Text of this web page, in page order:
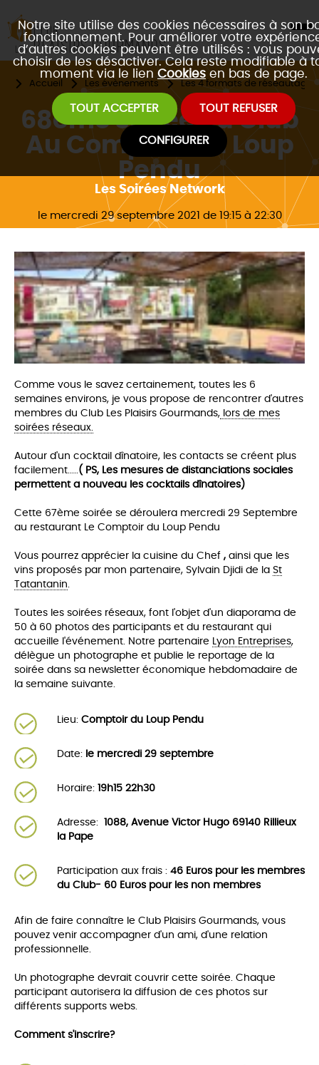
Notre site utilise des cookies nécessaires à son
fonctionnement. Pour améliorer votre
d’autres cookies peuvent être utilisés : vous
choisir de les désactiver. Cela reste modifiable à
moment via le lien Cookies en bas de page.
TOUT ACCEPTER TOUT REFUSER
CONFIGURER
Accueil Les évènements Les 4 formats de réseautage
68ème soirée du Club
Au Comptoir du Loup
Pendu
Les Soirées Network
le mercredi 29 septembre 2021 de 19:15 à 22:30
Comme vous le savez certainement, toutes les 6
semaines environs, je vous propose de rencontrer d'autres
membres du Club Les Plaisirs Gourmands, lors de mes
soirées réseaux.
Autour d'un cocktail dînatoire, les contacts se créent plus
facilement.....( PS, Les mesures de distanciations sociales
permettent a nouveau les cocktails dînatoires)
Cette 67ème soirée se déroulera mercredi 29 Septembre
au restaurant Le Comptoir du Loup Pendu
Vous pourrez apprécier la cuisine du Chef , ainsi que les
vins proposés par mon partenaire, Sylvain Djidi de la St
Tatantanin.
Toutes les soirées réseaux, font l'objet d'un diaporama de
50 à 60 photos des participants et du restaurant qui
accueille l'événement. Notre partenaire Lyon Entreprises,
délègue un photographe et publie le reportage de la
soirée dans sa newsletter économique hebdomadaire de
la semaine suivante.
Lieu: Comptoir du Loup Pendu
Date: le mercredi 29 septembre
Horaire: 19h15 22h30
Adresse:
1088, Avenue Victor Hugo 69140 Rillieux
la Pape
Participation aux frais : 46 Euros pour les membres
du Club- 60 Euros pour les non membres
Afin de faire connaître le Club Plaisirs Gourmands, vous
pouvez venir accompagner d'un ami, d'une relation
professionnelle.
Un photographe devrait couvrir cette soirée. Chaque
participant autorisera la diffusion de ces photos sur
différents supports webs.
Comment s'inscrire?